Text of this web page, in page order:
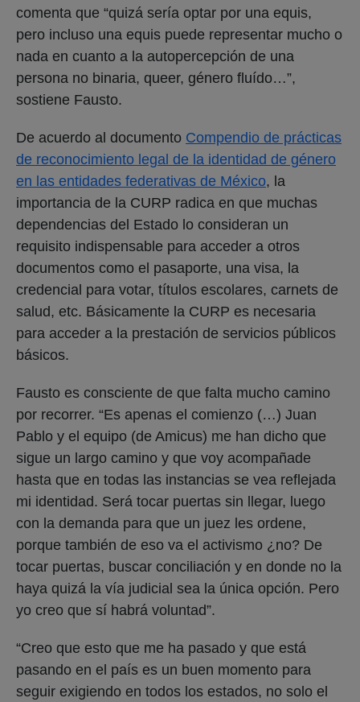
comenta que “quizá sería optar por una equis,
pero incluso una equis puede representar mucho o
nada en cuanto a la autopercepción de una
persona no binaria, queer, género fluído…”,
sostiene Fausto.
De acuerdo al documento Compendio de prácticas
de reconocimiento legal de la identidad de género
en las entidades federativas de México, la
importancia de la CURP radica en que muchas
dependencias del Estado lo consideran un
requisito indispensable para acceder a otros
documentos como el pasaporte, una visa, la
credencial para votar, títulos escolares, carnets de
salud, etc. Básicamente la CURP es necesaria
para acceder a la prestación de servicios públicos
básicos.
Fausto es consciente de que falta mucho camino
por recorrer. “Es apenas el comienzo (…) Juan
Pablo y el equipo (de Amicus) me han dicho que
sigue un largo camino y que voy acompañade
hasta que en todas las instancias se vea reflejada
mi identidad. Será tocar puertas sin llegar, luego
con la demanda para que un juez les ordene,
porque también de eso va el activismo ¿no? De
tocar puertas, buscar conciliación y en donde no la
haya quizá la vía judicial sea la única opción. Pero
yo creo que sí habrá voluntad”.
“Creo que esto que me ha pasado y que está
pasando en el país es un buen momento para
seguir exigiendo en todos los estados, no solo el